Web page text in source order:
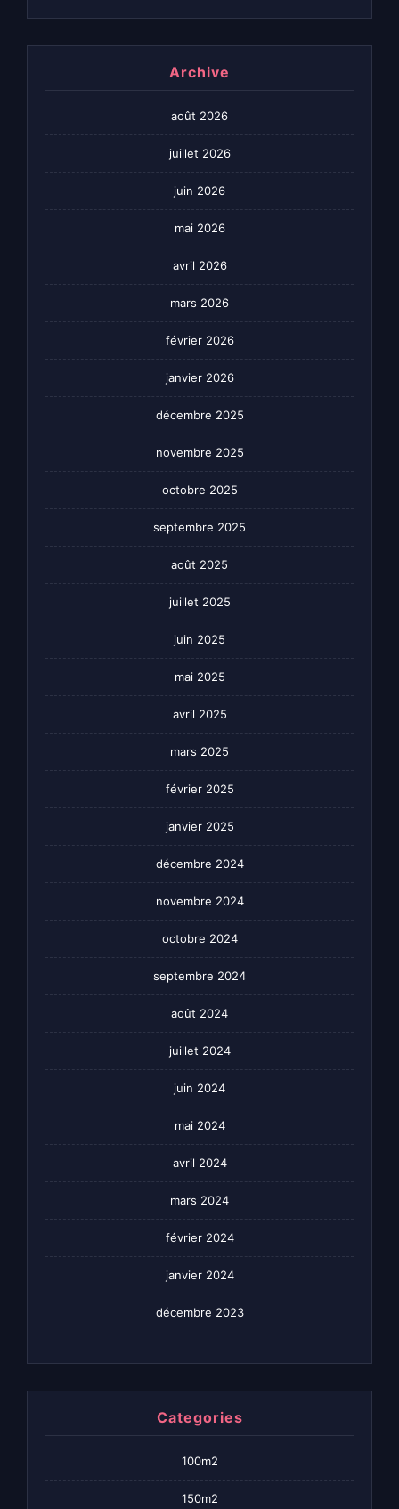
Archive
août 2026
juillet 2026
juin 2026
mai 2026
avril 2026
mars 2026
février 2026
janvier 2026
décembre 2025
novembre 2025
octobre 2025
septembre 2025
août 2025
juillet 2025
juin 2025
mai 2025
avril 2025
mars 2025
février 2025
janvier 2025
décembre 2024
novembre 2024
octobre 2024
septembre 2024
août 2024
juillet 2024
juin 2024
mai 2024
avril 2024
mars 2024
février 2024
janvier 2024
décembre 2023
Categories
100m2
150m2